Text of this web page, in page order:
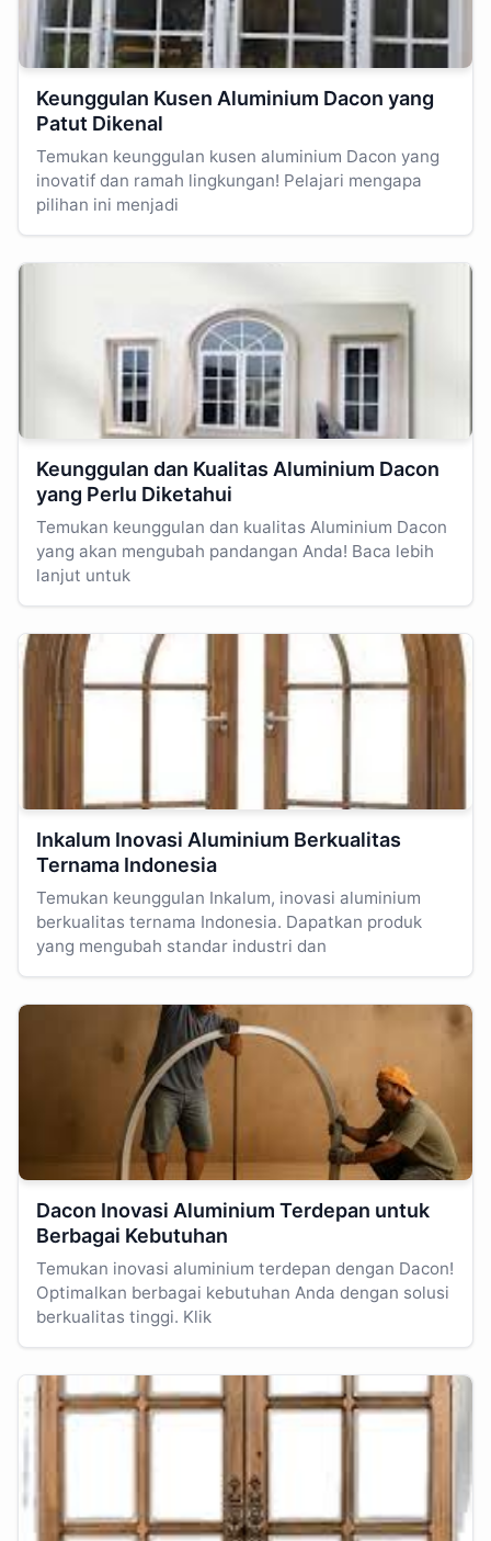
Keunggulan Kusen Aluminium Dacon yang
Patut Dikenal
Temukan keunggulan kusen aluminium Dacon yang
inovatif dan ramah lingkungan! Pelajari mengapa
pilihan ini menjadi
Keunggulan dan Kualitas Aluminium Dacon
yang Perlu Diketahui
Temukan keunggulan dan kualitas Aluminium Dacon
yang akan mengubah pandangan Anda! Baca lebih
lanjut untuk
Inkalum Inovasi Aluminium Berkualitas
Ternama Indonesia
Temukan keunggulan Inkalum, inovasi aluminium
berkualitas ternama Indonesia. Dapatkan produk
yang mengubah standar industri dan
Dacon Inovasi Aluminium Terdepan untuk
Berbagai Kebutuhan
Temukan inovasi aluminium terdepan dengan Dacon!
Optimalkan berbagai kebutuhan Anda dengan solusi
berkualitas tinggi. Klik